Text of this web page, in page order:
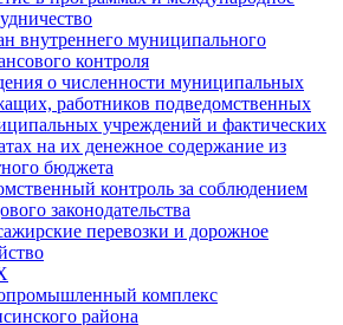
внутреннего муниципального
контроля
о численности муниципальных
работников подведомственных
учреждений и фактических
на их денежное содержание из
бюджета
контроль за соблюдением
законодательства
перевозки и дорожное
комплекс
района